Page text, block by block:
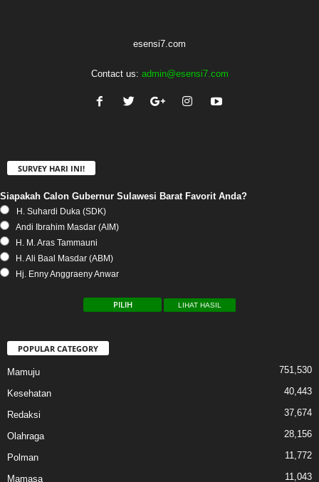
esensi7.com
Contact us: admin@esensi7.com
SURVEY HARI INI!
Siapakah Calon Gubernur Sulawesi Barat Favorit Anda?
H. Suhardi Duka (SDK)
Andi Ibrahim Masdar (AIM)
H. M. Aras Tammauni
H. Ali Baal Masdar (ABM)
Hj. Enny Anggraeny Anwar
LIHAT HASIL
POPULAR CATEGORY
Mamuju 751,530
Kesehatan 40,443
Redaksi 37,674
Olahraga 28,156
Polman 11,772
Mamasa 11,043